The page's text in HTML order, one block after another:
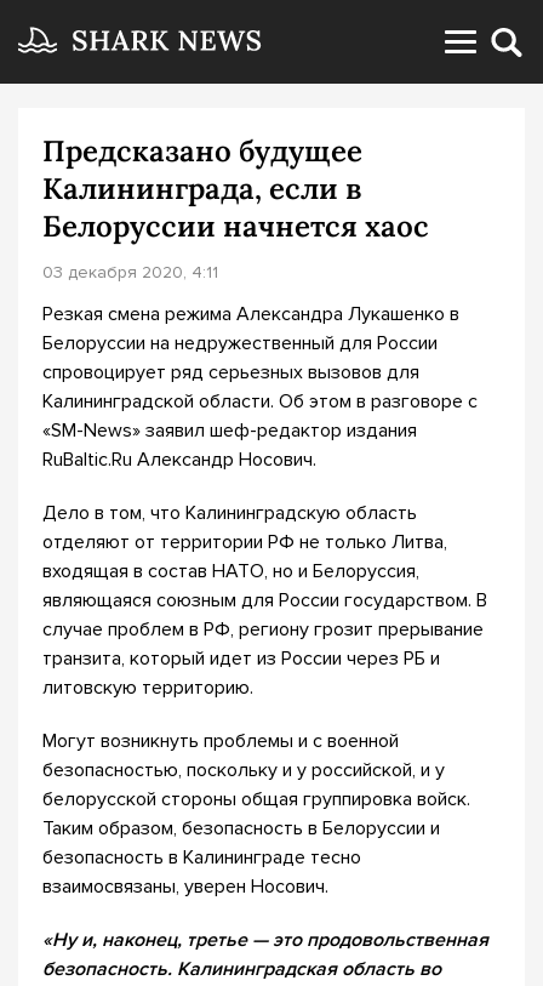
Предсказано будущее
Калининграда, если в
Белоруссии начнется хаос
03 декабря 2020, 4:11
Резкая смена режима Александра Лукашенко в
Белоруссии на недружественный для России
спровоцирует ряд серьезных вызовов для
Калининградской области. Об этом в разговоре с
«SM-News» заявил шеф-редактор издания
RuBaltic.Ru Александр Носович.
Дело в том, что Калининградскую область
отделяют от территории РФ не только Литва,
входящая в состав НАТО, но и Белоруссия,
являющаяся союзным для России государством. В
случае проблем в РФ, региону грозит прерывание
транзита, который идет из России через РБ и
литовскую территорию.
Могут возникнуть проблемы и с военной
безопасностью, поскольку и у российской, и у
белорусской стороны общая группировка войск.
Таким образом, безопасность в Белоруссии и
безопасность в Калининграде тесно
взаимосвязаны, уверен Носович.
«Ну и, наконец, третье — это продовольственная
безопасность. Калининградская область во